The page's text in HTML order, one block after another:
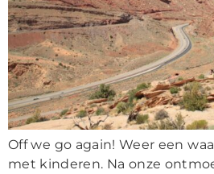
Off we go again! Weer een
met kinderen. Na onze